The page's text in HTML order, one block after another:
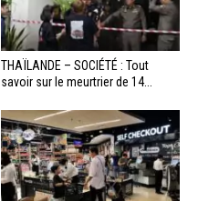
THAÏLANDE – SOCIÉTÉ : Tout
savoir sur le meurtrier de 14...